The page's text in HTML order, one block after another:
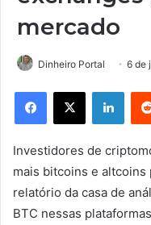
mercado
Dinheiro Portal 6 de
Facebook
X
Investidores de
mais bitcoins e altcoins
relatório da casa de
BTC nessas